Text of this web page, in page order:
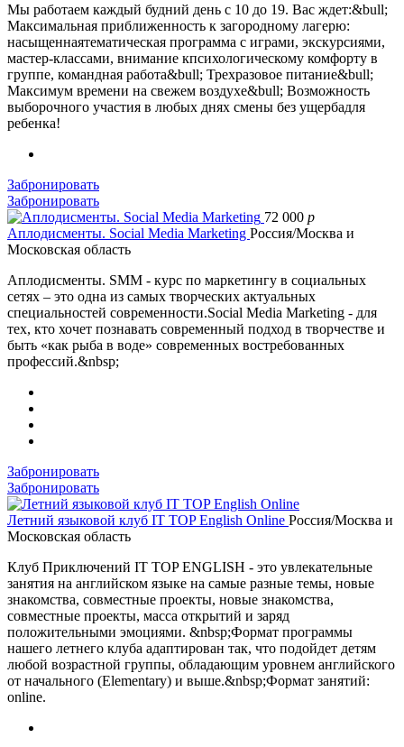
Мы работаем каждый будний день с 10 до 19. Вас ждет:&bull;
Максимальная приближенность к загородному лагерю:
насыщеннаятематическая программа с играми, экскурсиями,
мастер-классами, внимание кпсихологическому комфорту в
группе, командная работа&bull; Трехразовое питание&bull;
Максимум времени на свежем воздухе&bull; Возможность
выборочного участия в любых днях смены без ущербадля
ребенка!
Забронировать
Забронировать
72 000 p
Аплодисменты. Social Media Marketing Россия/Москва и
Московская область
Аплодисменты. SMM - курс по маркетингу в социальных
сетях – это одна из самых творческих актуальных
специальностей современности.Social Media Marketing - для
тех, кто хочет познавать современный подход в творчестве и
быть «как рыба в воде» современных востребованных
профессий.&nbsp;
Забронировать
Забронировать
Летний языковой клуб IT TOP English Online Россия/Москва и
Московская область
Клуб Приключений IT TOP ENGLISH - это увлекательные
занятия на английском языке на самые разные темы, новые
знакомства, совместные проекты, новые знакомства,
совместные проекты, масса открытий и заряд
положительными эмоциями. &nbsp;Формат программы
нашего летнего клуба адаптирован так, что подойдет детям
любой возрастной группы, обладающим уровнем английского
от начального (Elementary) и выше.&nbsp;Формат занятий:
online.